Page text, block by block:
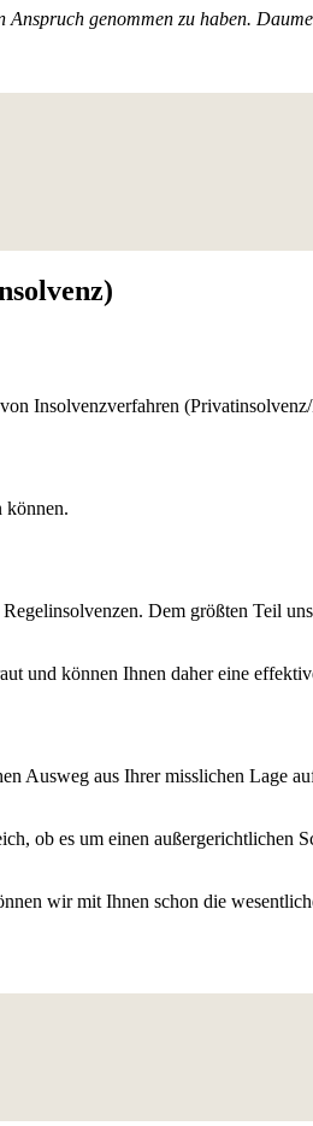
genommen zu haben.
Insolvenzverfahren
können.
Dem größten Teil
und können Ihnen daher eine
Ausweg aus Ihrer misslichen Lage
ob es um einen außergerichtlichen
wir mit Ihnen schon die